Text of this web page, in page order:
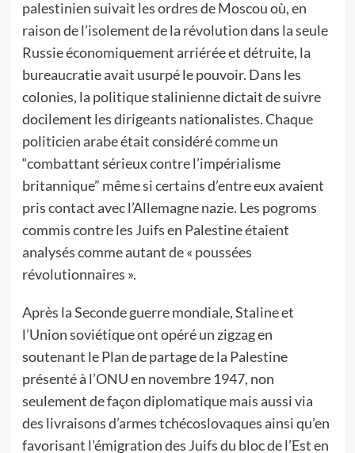
palestinien suivait les ordres de Moscou où, en
raison de l’isolement de la révolution dans la seule
Russie économiquement arriérée et détruite, la
bureaucratie avait usurpé le pouvoir. Dans les
colonies, la politique stalinienne dictait de suivre
docilement les dirigeants nationalistes. Chaque
politicien arabe était considéré comme un
“combattant sérieux contre l’impérialisme
britannique” même si certains d’entre eux avaient
pris contact avec l’Allemagne nazie. Les pogroms
commis contre les Juifs en Palestine étaient
analysés comme autant de « poussées
révolutionnaires ».
Après la Seconde guerre mondiale, Staline et
l’Union soviétique ont opéré un zigzag en
soutenant le Plan de partage de la Palestine
présenté à l’ONU en novembre 1947, non
seulement de façon diplomatique mais aussi via
des livraisons d’armes tchécoslovaques ainsi qu’en
favorisant l’émigration des Juifs du bloc de l’Est en